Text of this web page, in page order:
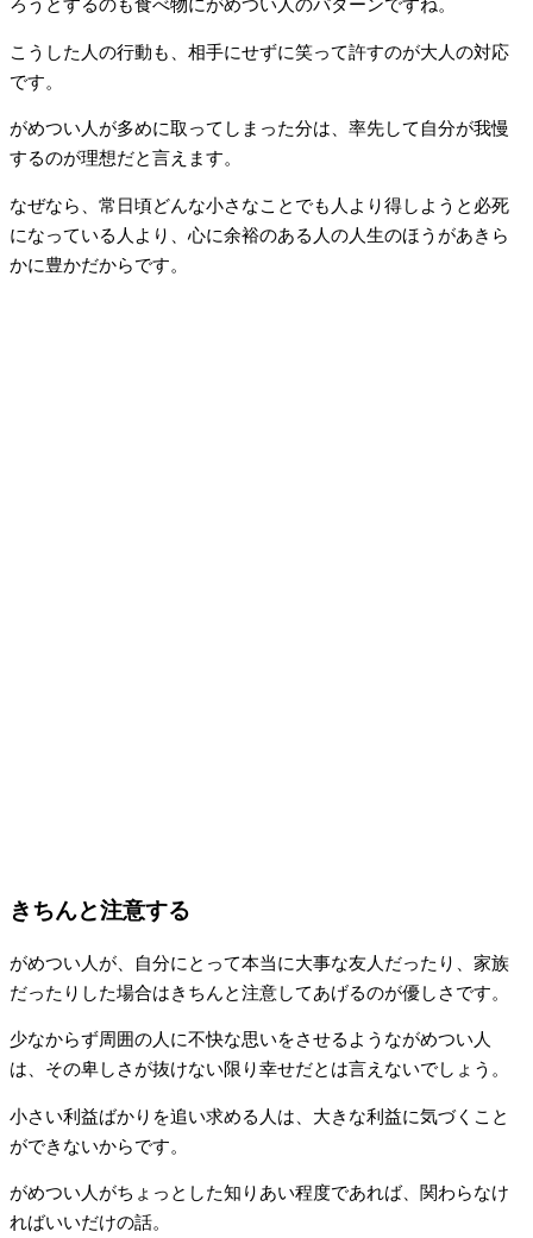
ろうとするのも食べ物にがめつい人のパターンですね。
こうした人の行動も、相手にせずに笑って許すのが大人の対応
です。
がめつい人が多めに取ってしまった分は、率先して自分が我慢
するのが理想だと言えます。
なぜなら、常日頃どんな小さなことでも人より得しようと必死
になっている人より、心に余裕のある人の人生のほうがあきら
かに豊かだからです。
きちんと注意する
がめつい人が、自分にとって本当に大事な友人だったり、家族
だったりした場合はきちんと注意してあげるのが優しさです。
少なからず周囲の人に不快な思いをさせるようながめつい人
は、その卑しさが抜けない限り幸せだとは言えないでしょう。
小さい利益ばかりを追い求める人は、大きな利益に気づくこと
ができないからです。
がめつい人がちょっとした知りあい程度であれば、関わらなけ
ればいいだけの話。